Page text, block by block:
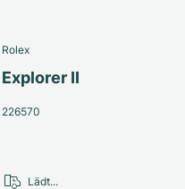
Rolex
Explorer II
226570
Lädt...